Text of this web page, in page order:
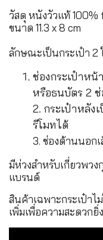
วัสดุ หนังวัวแท้ 100%
ขนาด 11.3 x 8 cm
ลักษณะเป็นกระเป๋า 2
ช่องกระเป๋าห
หรือธนบัตร 2
2. กระเป๋าหลั
รีโมทได้
3. ช่องด้านนอก
มีห่วงสำหรับเกี่ยวพว
แบรนด์
สินค้าเฉพาะกระเป๋า
เพิ่มเพื่อความสะดวกยิ่